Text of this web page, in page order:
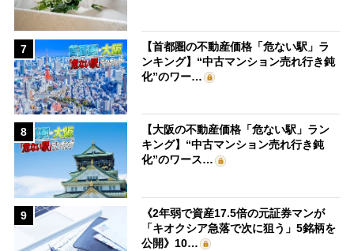
7
【首都圏の不動産価格「危ない駅」ラ
ンキング】“中古マンション売れ行き鈍
化”のワー…
8
【大阪の不動産価格「危ない駅」ラン
キング】“中古マンション売れ行き鈍
化”のワース…
9
《2年弱で資産17.5倍の元証券マンが
「キオクシア急落で次に狙う」5銘柄を
公開》10…